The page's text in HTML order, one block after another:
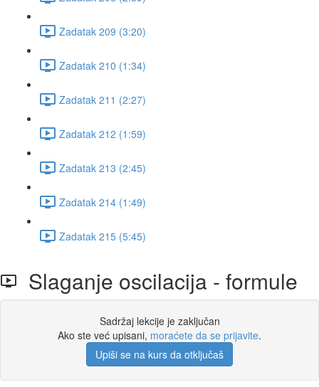
Zadatak 209 (3:20)
Zadatak 210 (1:34)
Zadatak 211 (2:27)
Zadatak 212 (1:59)
Zadatak 213 (2:45)
Zadatak 214 (1:49)
Zadatak 215 (5:45)
Slaganje oscilacija - formule
Sadržaj lekcije je zaključan
Ako ste već upisani, moraćete da se prijavite.
Upiši se na kurs da otključaš